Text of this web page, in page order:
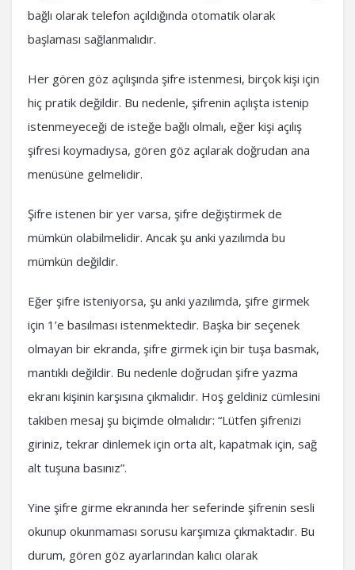
bağlı olarak telefon açıldığında otomatik olarak
başlaması sağlanmalıdır.
Her gören göz açılışında şifre istenmesi, birçok kişi için
hiç pratik değildir. Bu nedenle, şifrenin açılışta istenip
istenmeyeceği de isteğe bağlı olmalı, eğer kişi açılış
şifresi koymadıysa, gören göz açılarak doğrudan ana
menüsüne gelmelidir.
Şifre istenen bir yer varsa, şifre değiştirmek de
mümkün olabilmelidir. Ancak şu anki yazılımda bu
mümkün değildir.
Eğer şifre isteniyorsa, şu anki yazılımda, şifre girmek
için 1’e basılması istenmektedir. Başka bir seçenek
olmayan bir ekranda, şifre girmek için bir tuşa basmak,
mantıklı değildir. Bu nedenle doğrudan şifre yazma
ekranı kişinin karşısına çıkmalıdır. Hoş geldiniz cümlesini
takiben mesaj şu biçimde olmalıdır: “Lütfen şifrenizi
giriniz, tekrar dinlemek için orta alt, kapatmak için, sağ
alt tuşuna basınız”.
Yine şifre girme ekranında her seferinde şifrenin sesli
okunup okunmaması sorusu karşımıza çıkmaktadır. Bu
durum, gören göz ayarlarından kalıcı olarak